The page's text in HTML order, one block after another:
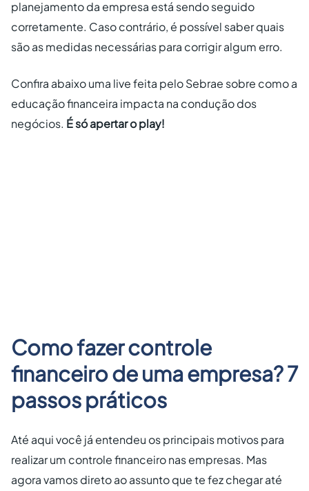
planejamento da empresa está sendo seguido
corretamente. Caso contrário, é possível saber quais
são as medidas necessárias para corrigir algum erro.
Confira abaixo uma live feita pelo Sebrae sobre como a
educação financeira impacta na condução dos
negócios. É só apertar o play!
Como fazer controle
financeiro de uma empresa? 7
passos práticos
Até aqui você já entendeu os principais motivos para
realizar um controle financeiro nas empresas. Mas
agora vamos direto ao assunto que te fez chegar até